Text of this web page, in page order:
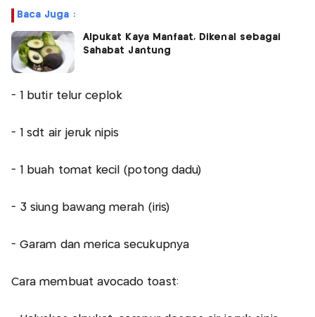
Baca Juga :
Alpukat Kaya Manfaat, Dikenal sebagai
Sahabat Jantung
- 1 butir telur ceplok
- 1 sdt air jeruk nipis
- 1 buah tomat kecil (potong dadu)
- 3 siung bawang merah (iris)
- Garam dan merica secukupnya
Cara membuat avocado toast: